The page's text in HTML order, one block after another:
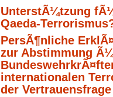
UnterstÃ¼tzung
Qaeda-
PersÃ¶nliche
zur Abstimmung
internationalen
der